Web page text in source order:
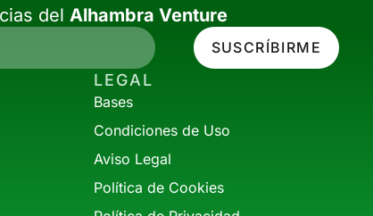
del Alhambra Venture
SUSCRÍBIRME
LEGAL
Bases
Condiciones de Uso
Aviso Legal
Política de Cookies